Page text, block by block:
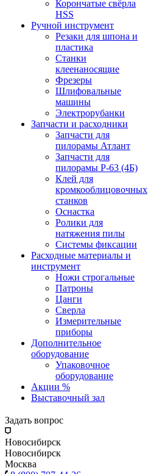
Корончатые свёрла
HSS
Ручной инструмент
Резаки для шпона и
пластика
Станки
клеенаносящие
Фрезеры
Шлифовальные
машины
Электрорубанки
Запчасти и расходники
Запчасти для
пилорамы Атлант
Запчасти для
пилорамы Р-63 (4Б)
Клей для
кромкооблицовочных
станков
Оснастка
Ролики для
натяжения пилы
Системы фиксации
Расходные материалы и
инструмент
Ножи строгальные
Патроны
Цанги
Сверла
Измерительные
приборы
Дополнительное
оборудование
Упаковочное
оборудование
Акции %
Выставочный зал
Задать вопрос
Новосибирск
Новосибирск
Москва